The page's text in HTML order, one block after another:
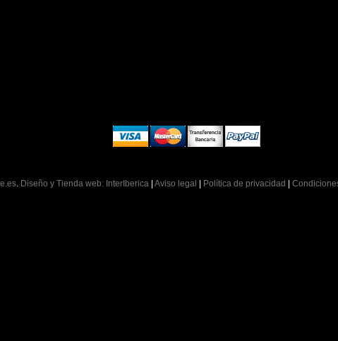
. Diseño y Tienda web: InterIberica| Aviso legal Política de privacidad